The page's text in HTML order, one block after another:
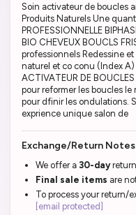
Soin activateur de boucles
Produits Naturels Une
PROFESSIONNELLE
BIO CHEVEUX BOUCLS
professionnels Redessine
naturel et co conu (Index A)
ACTIVATEUR DE
pour reformer les boucles
pour dfinir les ondulations.
exprience unique salon de
Exchange/Return Notes
We offer a 30-day
Final sale items are
To process your return/
[email protected]